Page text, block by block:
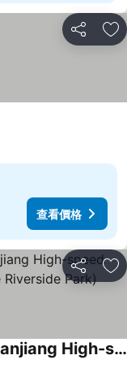
分享 加
查看價格
分享 加
Homeinn Selected Hotel (mudanjiang High-speed Railway Station Dashang Xinmate Riverside Park)